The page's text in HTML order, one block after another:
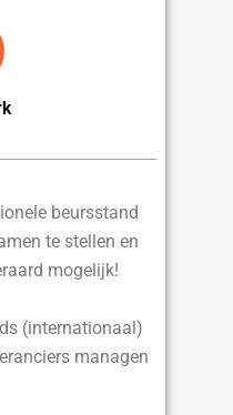
beursstand
te stellen en
mogelijk!
(internationaal)
managen